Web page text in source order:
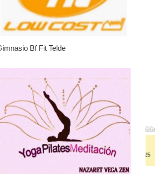
Bf Fit Telde
No tengo para alimentarlos, ayuda
Leales.org » Gran Canaria | 9 de Julio 2025